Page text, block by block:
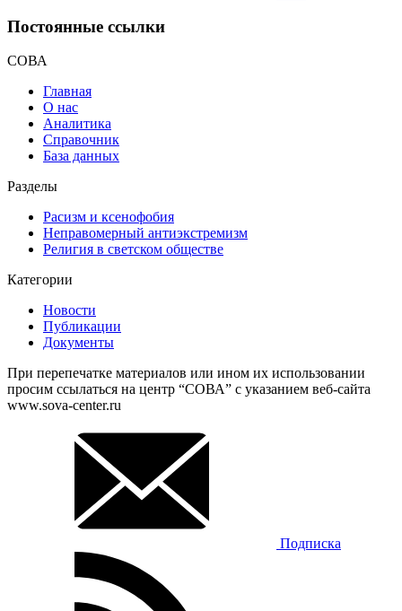
Постоянные ссылки
СОВА
Главная
О нас
Аналитика
Справочник
База данных
Разделы
Расизм и ксенофобия
Неправомерный антиэкстремизм
Религия в светском обществе
Категории
Новости
Публикации
Документы
При перепечатке материалов или ином их использовании
просим ссылаться на центр “СОВА” с указанием веб-сайта
www.sova-center.ru
Подписка